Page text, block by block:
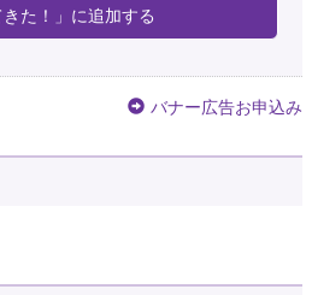
きた！」に追加する
バナー広告お申込み